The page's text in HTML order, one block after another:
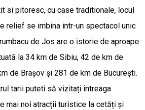
si pitoresc, cu case traditionale, locul
relief se imbina intr-un spectacol unic
de Jos are o istorie de aproape
la 34 km de Sibiu, 42 de km de
de Brașov și 281 de km de București.
tarii puteti să vizitați întreaga
mai noi atracții turistice la cetăți și